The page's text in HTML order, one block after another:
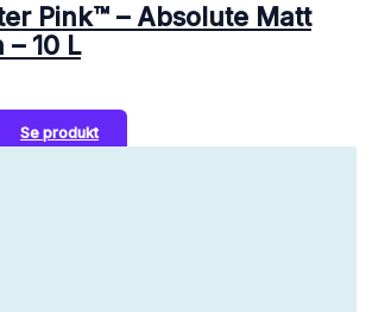
Pink™ – Absolute Matt
– 10 L
Se produkt